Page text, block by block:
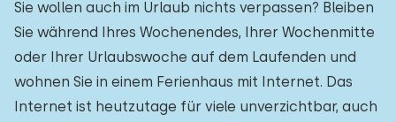
Sie wollen auch im Urlaub nichts verpassen? Bleiben
Sie während Ihres Wochenendes, Ihrer Wochenmitte
oder Ihrer Urlaubswoche auf dem Laufenden und
wohnen Sie in einem Ferienhaus mit Internet. Das
Internet ist heutzutage für viele unverzichtbar, auch